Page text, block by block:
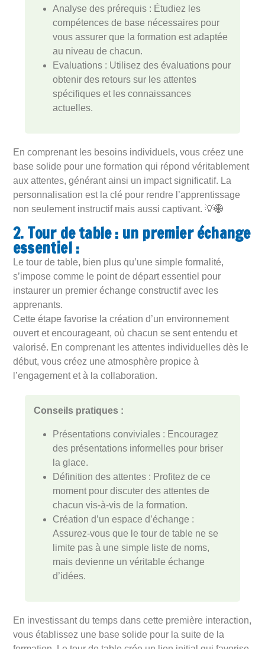
Analyse des prérequis : Étudiez les
compétences de base nécessaires pour
vous assurer que la formation est adaptée
au niveau de chacun.
Evaluations : Utilisez des évaluations pour
obtenir des retours sur les attentes
spécifiques et les connaissances
actuelles.
En comprenant les besoins individuels, vous créez une
base solide pour une formation qui répond véritablement
aux attentes, générant ainsi un impact significatif. La
personnalisation est la clé pour rendre l’apprentissage
non seulement instructif mais aussi captivant. 💡🌐
2. Tour de table : un premier échange
essentiel :
Le tour de table, bien plus qu’une simple formalité,
s’impose comme le point de départ essentiel pour
instaurer un premier échange constructif avec les
apprenants.
Cette étape favorise la création d’un environnement
ouvert et encourageant, où chacun se sent entendu et
valorisé. En comprenant les attentes individuelles dès le
début, vous créez une atmosphère propice à
l’engagement et à la collaboration.
Conseils pratiques :
Présentations conviviales : Encouragez
des présentations informelles pour briser
la glace.
Définition des attentes : Profitez de ce
moment pour discuter des attentes de
chacun vis-à-vis de la formation.
Création d’un espace d’échange :
Assurez-vous que le tour de table ne se
limite pas à une simple liste de noms,
mais devienne un véritable échange
d’idées.
En investissant du temps dans cette première interaction,
vous établissez une base solide pour la suite de la